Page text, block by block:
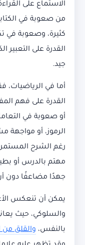
الاستماع على
من صعوبة في
كثيرة، وصعوبة في
القدرة على التعبير
جيد.
أما في
القدرة على فهم
أو صعوبة في
الرموز، أو
رغم الشرح
مهتم بالدرس أو
جهدًا مضاعفًا دون
يمكن أن تنعكس
والسلوكي، حيث
بالنفس، والقلق من